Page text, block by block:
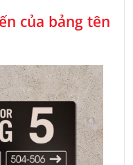
của bảng tên